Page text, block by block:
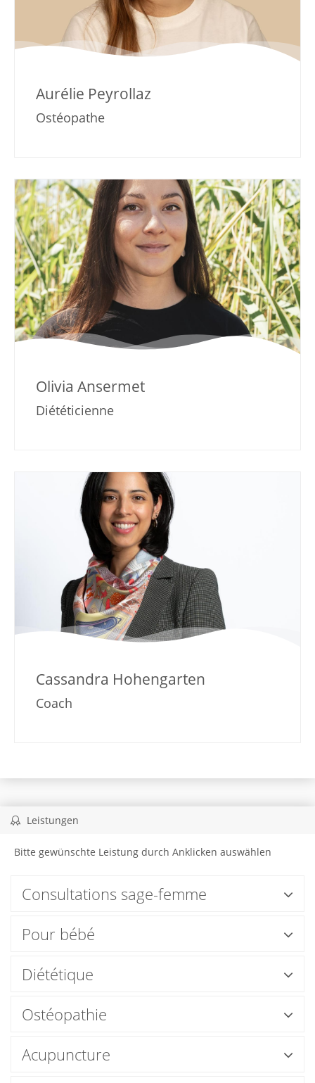
Aurélie Peyrollaz
Ostéopathe
Olivia Ansermet
Diététicienne
Cassandra Hohengarten
Coach
Leistungen
Bitte gewünschte Leistung durch Anklicken auswählen
Consultations sage-femme
Pour bébé
Diététique
Ostéopathie
Acupuncture